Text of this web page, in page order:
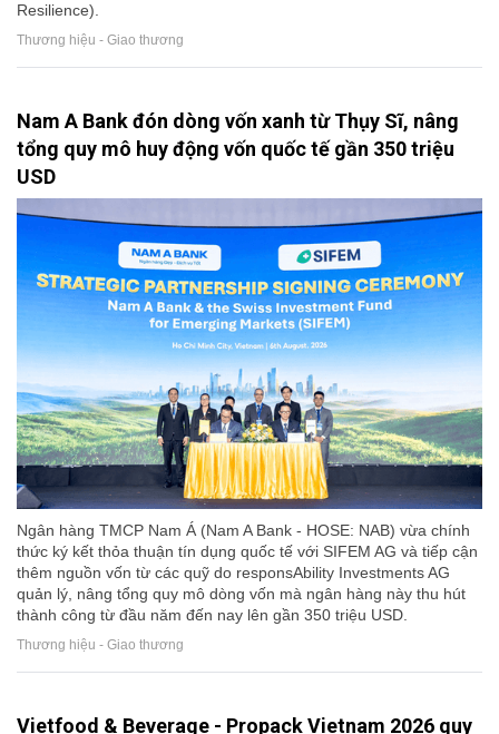
Resilience).
Thương hiệu - Giao thương
Nam A Bank đón dòng vốn xanh từ Thụy Sĩ, nâng
tổng quy mô huy động vốn quốc tế gần 350 triệu
USD
Ngân hàng TMCP Nam Á (Nam A Bank - HOSE: NAB) vừa chính
thức ký kết thỏa thuận tín dụng quốc tế với SIFEM AG và tiếp cận
thêm nguồn vốn từ các quỹ do responsAbility Investments AG
quản lý, nâng tổng quy mô dòng vốn mà ngân hàng này thu hút
thành công từ đầu năm đến nay lên gần 350 triệu USD.
Thương hiệu - Giao thương
Vietfood & Beverage - Propack Vietnam 2026 quy